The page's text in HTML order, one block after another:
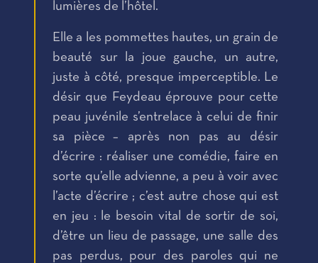
lumières de l’hôtel.
Elle a les pommettes hautes, un grain de
beauté sur la joue gauche, un autre,
juste à côté, presque imperceptible. Le
désir que Feydeau éprouve pour cette
peau juvénile s’entrelace à celui de finir
sa pièce – après non pas au désir
d’écrire : réaliser une comédie, faire en
sorte qu’elle advienne, a peu à voir avec
l’acte d’écrire ; c’est autre chose qui est
en jeu : le besoin vital de sortir de soi,
d’être un lieu de passage, une salle des
pas perdus, pour des paroles qui ne